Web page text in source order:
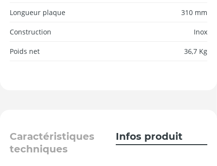
Longueur plaque 310 mm
Construction Inox
Poids net 36,7 Kg
Caractéristiques
techniques
Infos produit